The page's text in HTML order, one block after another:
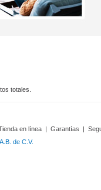
totales.
en línea | Garantías |
de C.V.